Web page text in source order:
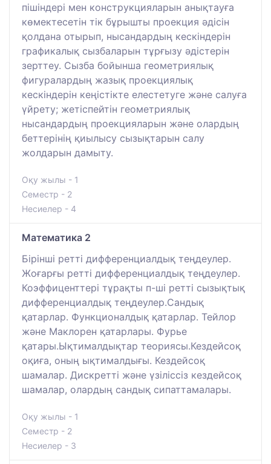
пішіндері мен конструкцияларын анықтауға
көмектесетін тік бұрышты проекция әдісін
қолдана отырып, нысандардың кескіндерін
графикалық сызбаларын тұрғызу әдістерін
зерттеу. Сызба бойынша геометриялық
фигуралардың жазық проекциялық
кескіндерін кеңістікте елестетуге және салуға
үйрету; жетіспейтін геометриялық
нысандардың проекцияларын және олардың
беттерінің қиылысу сызықтарын салу
жолдарын дамыту.
Оқу жылы - 1
Семестр - 2
Несиелер - 4
Математика 2
Бірінші ретті дифференциалдық теңдеулер.
Жоғарғы ретті дифференциалдық теңдеулер.
Коэффиценттері тұрақты п-ші ретті сызықтық
дифференциалдық теңдеулер.Сандық
қатарлар. Функционалдық қатарлар. Тейлор
және Маклорен қатарлары. Фурье
қатары.Ықтималдықтар теориясы.Кездейсоқ
оқиға, оның ықтималдығы. Кездейсоқ
шамалар. Дискретті және үзіліссіз кездейсоқ
шамалар, олардың сандық сипаттамалары.
Оқу жылы - 1
Семестр - 2
Несиелер - 3